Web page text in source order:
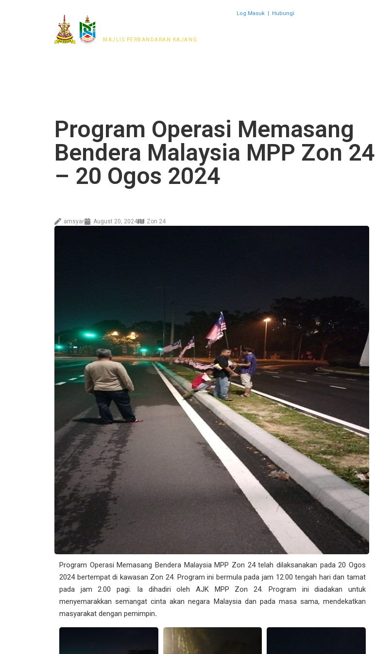
MAJLIS PERBANDARAN KAJANG
Log Masuk| Hubungi
Program Operasi Memasang
Bendera Malaysia MPP Zon 24
– 20 Ogos 2024
amsyar August 20, 2024 Zon 24
Program Operasi Memasang Bendera Malaysia MPP Zon 24 telah dilaksanakan pada 20 Ogos
2024 bertempat di kawasan Zon 24. Program ini bermula pada jam 12.00 tengah hari dan tamat
pada jam 2.00 pagi. Ia dihadiri oleh AJK MPP Zon 24. Program ini diadakan untuk
menyemarakkan semangat cinta akan negara Malaysia dan pada masa sama, mendekatkan
masyarakat dengan pemimpin.